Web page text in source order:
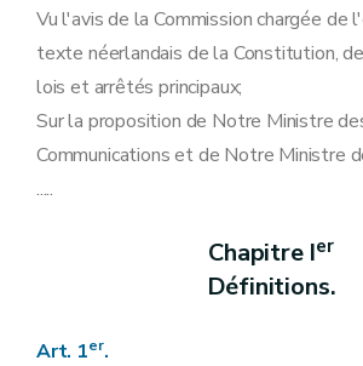
Vu l'avis de la Commission chargée de
texte néerlandais de la Constitution,
lois et arrêtés principaux;
Sur la proposition de Notre Ministre
Communications et de Notre Ministre
.....
Chapitre Ier
Définitions.
Art. 1er.